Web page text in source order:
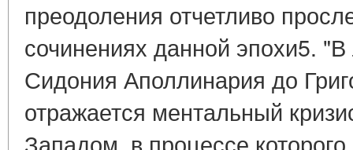
преодоления отчетливо
сочинениях данной эпохи5. "В
Сидония Аполлинария до
отражается ментальный
Западом, в процессе